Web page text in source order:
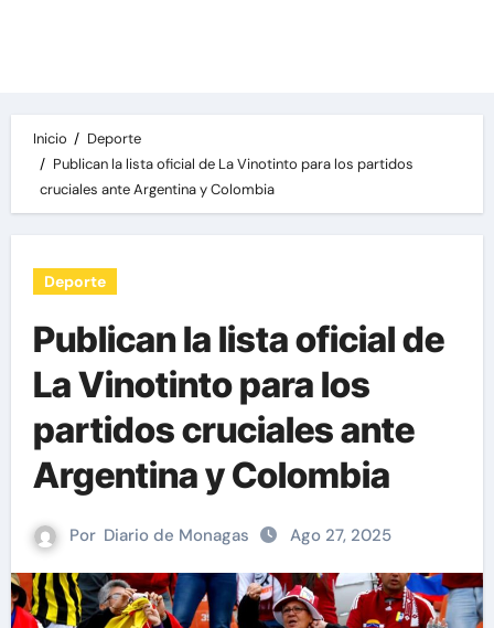
Inicio
Deporte
Publican la lista oficial de La Vinotinto para los partidos
cruciales ante Argentina y Colombia
Deporte
Publican la lista oficial de
La Vinotinto para los
partidos cruciales ante
Argentina y Colombia
Por Diario de Monagas Ago 27, 2025